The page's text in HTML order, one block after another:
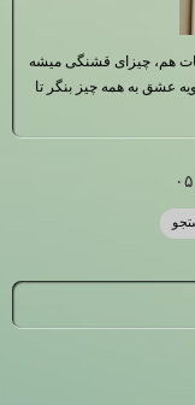
هم، چیزای قشنگی میشه
عشق به همه چیز بنگر تا